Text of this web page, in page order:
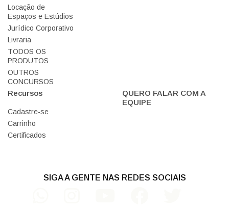
Locação de
Espaços e Estúdios
Jurídico Corporativo
Livraria
TODOS OS
PRODUTOS
OUTROS
CONCURSOS
Recursos
Cadastre-se
Carrinho
Certificados
QUERO FALAR COM A
EQUIPE
SIGA A GENTE NAS REDES SOCIAIS